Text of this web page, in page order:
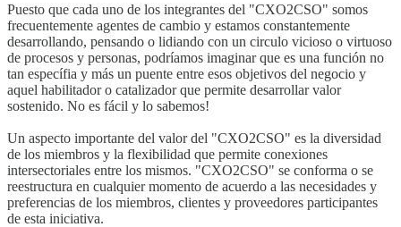
Puesto que cada uno de los integrantes del "CXO2CSO" somos
frecuentemente agentes de cambio y estamos constantemente
desarrollando, pensando o lidiando con un circulo vicioso o virtuoso
de procesos y personas, podríamos imaginar que es una función no
tan específia y más un puente entre esos objetivos del negocio y
aquel habilitador o catalizador que permite desarrollar valor
sostenido. No es fácil y lo sabemos!
Un aspecto importante del valor del "CXO2CSO" es la diversidad
de los miembros y la flexibilidad que permite conexiones
intersectoriales entre los mismos. "CXO2CSO" se conforma o se
reestructura en cualquier momento de acuerdo a las necesidades y
preferencias de los miembros, clientes y proveedores participantes
de esta iniciativa.